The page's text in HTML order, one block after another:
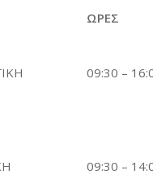
ΩΡΕΣ
09:30 –
09:30 –